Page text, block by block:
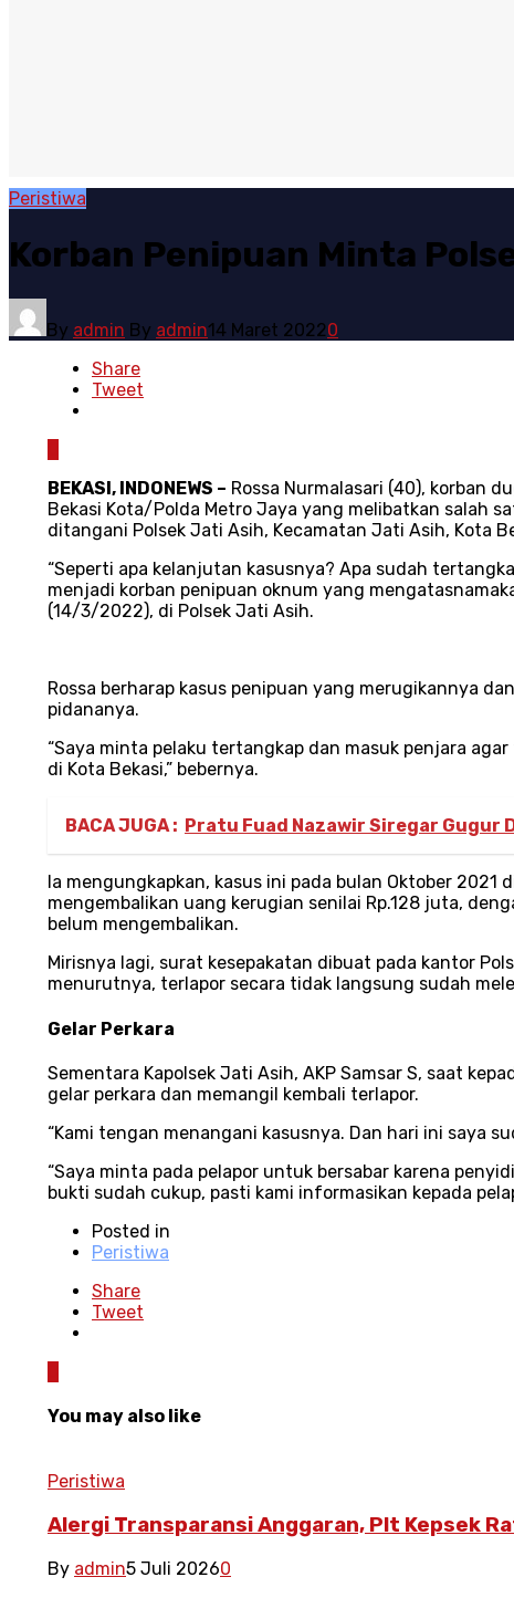
Peristiwa
Korban Penipuan Minta
By admin By admin14 Maret 20220
Share
Tweet
BEKASI, INDONEWS – Rossa Nurmalasari (40), korban
Bekasi Kota/Polda Metro Jaya yang melibatkan salah
ditangani Polsek Jati Asih, Kecamatan Jati Asih, Kota
“Seperti apa kelanjutan kasusnya? Apa sudah
menjadi korban penipuan oknum yang
(14/3/2022), di Polsek Jati Asih.
Rossa berharap kasus penipuan yang merugikannya
pidananya.
“Saya minta pelaku tertangkap dan masuk penjara
di Kota Bekasi,” bebernya.
BACA JUGA : Pratu Fuad Nazawir Siregar Gugur
Ia mengungkapkan, kasus ini pada bulan Oktober
mengembalikan uang kerugian senilai Rp.128 juta,
belum mengembalikan.
Mirisnya lagi, surat kesepakatan dibuat pada kantor
menurutnya, terlapor secara tidak langsung sudah
Gelar Perkara
Sementara Kapolsek Jati Asih, AKP Samsar S, saat
gelar perkara dan memangil kembali terlapor.
“Kami tengan menangani kasusnya. Dan hari ini saya
“Saya minta pada pelapor untuk bersabar karena
bukti sudah cukup, pasti kami informasikan kepada
Posted in
Peristiwa
Share
Tweet
You may also like
Peristiwa
Alergi Transparansi Anggaran, Plt Kepsek
By admin5 Juli 20260